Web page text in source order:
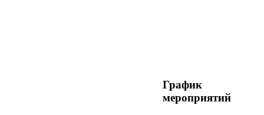
График
мероприятий